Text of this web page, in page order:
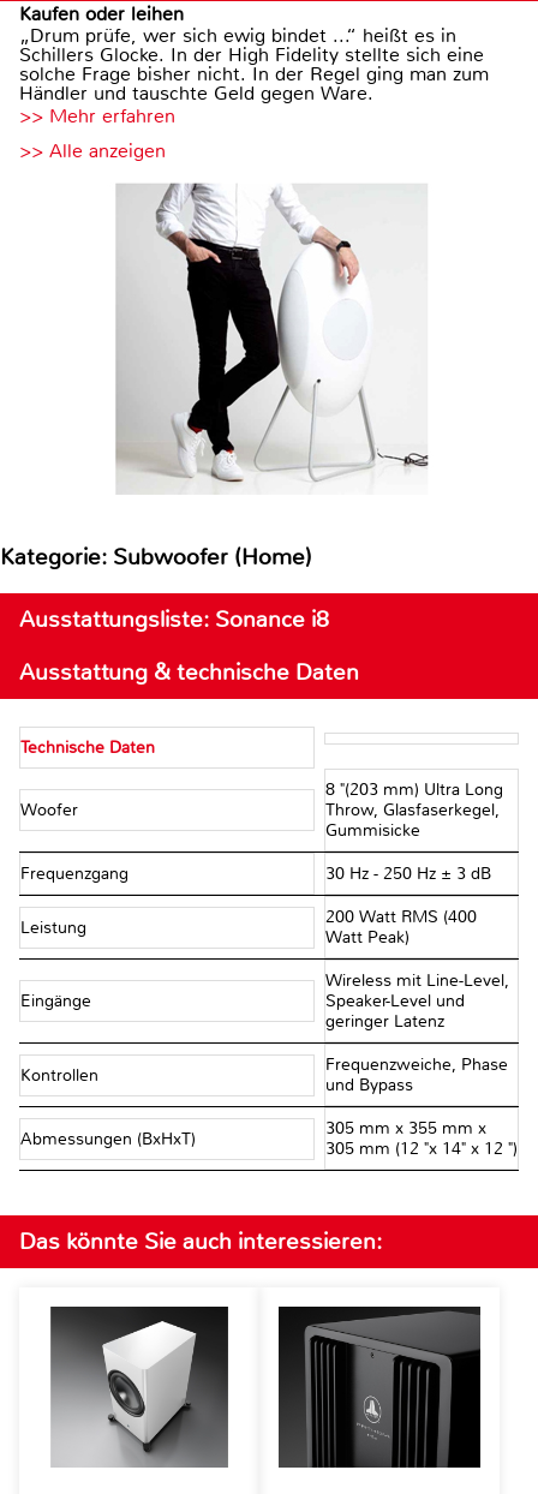
Kaufen oder leihen
„Drum prüfe, wer sich ewig bindet ...“ heißt es in
Schillers Glocke. In der High Fidelity stellte sich eine
solche Frage bisher nicht. In der Regel ging man zum
Händler und tauschte Geld gegen Ware.
>> Mehr erfahren
>> Alle anzeigen
Kategorie: Subwoofer (Home)
Ausstattungsliste: Sonance i8
Ausstattung & technische Daten
Technische Daten
Woofer
8 "(203 mm) Ultra Long
Throw, Glasfaserkegel,
Gummisicke
Frequenzgang 30 Hz - 250 Hz ± 3 dB
Leistung
200 Watt RMS (400
Watt Peak)
Eingänge
Wireless mit Line-Level,
Speaker-Level und
geringer Latenz
Kontrollen
Frequenzweiche, Phase
und Bypass
Abmessungen (BxHxT)
305 mm x 355 mm x
305 mm (12 "x 14" x 12 ")
Das könnte Sie auch interessieren: